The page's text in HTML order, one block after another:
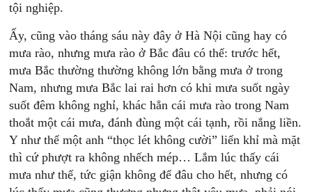
tội nghiệp.
Ấy, cũng vào tháng sáu này đây ở Hà Nội cũng hay có
mưa rào, nhưng mưa rào ở Bắc đâu có thế: trước hết,
mưa Bắc thường thường không lớn bằng mưa ở trong
Nam, nhưng mưa Bắc lai rai hơn có khi mưa suốt ngày
suốt đêm không nghỉ, khác hẳn cái mưa rào trong Nam
thoắt một cái mưa, đánh đùng một cái tạnh, rồi nắng liền.
Y như thể một anh “thọc lét không cười” liến khỉ mà mặt
thì cứ phượt ra không nhếch mép… Lắm lúc thấy cái
mưa như thế, tức giận không để đâu cho hết, nhưng có